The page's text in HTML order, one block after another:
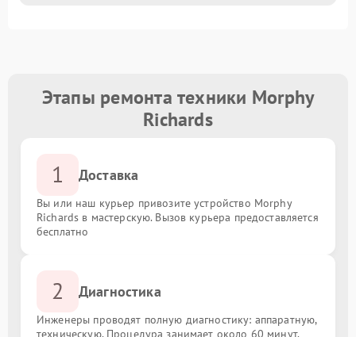
Этапы ремонта техники Morphy
Richards
1 Доставка
Вы или наш курьер привозите устройство Morphy
Richards в мастерскую. Вызов курьера предоставляется
бесплатно
2 Диагностика
Инженеры проводят полную диагностику: аппаратную,
техническую. Процедура занимает около 60 минут.